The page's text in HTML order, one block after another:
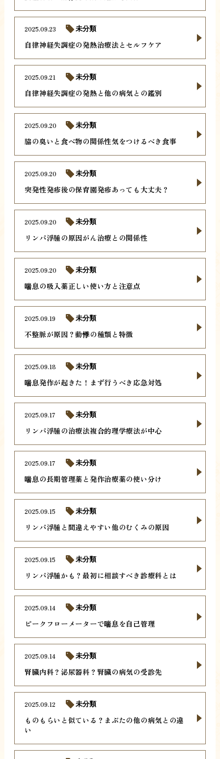
自律神経失調症の発熱治療法とセルフケア
2025.09.23 未分類
自律神経失調症の発熱と他の病気との鑑別
2025.09.21 未分類
脇の臭いと食べ物の関係性気をつけるべき食事
2025.09.20 未分類
突発性発疹後の保育園発疹あっても大丈夫？
2025.09.20 未分類
リンパ浮腫の原因がん治療との関係性
2025.09.20 未分類
喘息の吸入薬正しい使い方と注意点
2025.09.20 未分類
不整脈が原因？動悸の種類と特徴
2025.09.19 未分類
喘息発作が起きた！まず行うべき応急対処
2025.09.18 未分類
リンパ浮腫の治療法複合的理学療法が中心
2025.09.17 未分類
喘息の長期管理薬と発作治療薬の使い分け
2025.09.17 未分類
リンパ浮腫と間違えやすい他のむくみの原因
2025.09.15 未分類
リンパ浮腫かも？最初に相談すべき診療科とは
2025.09.15 未分類
ピークフローメーターで喘息を自己管理
2025.09.14 未分類
腎臓内科？泌尿器科？腎臓の病気の受診先
2025.09.14 未分類
ものもらいと似ている？まぶたの他の病気との違
い
2025.09.12 未分類